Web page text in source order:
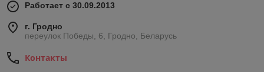
Работает с 30.09.2013
г. Гродно
переулок Победы, 6, Гродно, Беларусь
Контакты